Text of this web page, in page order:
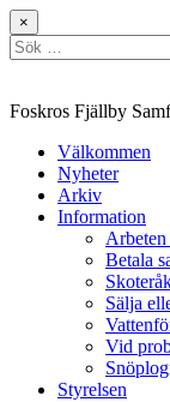
Hoppa
till
innehåll
×
Sök
efter:
Foskros Fjällby
Välkommen
Nyheter
Arkiv
Information
Betala
Sälja
Vid
Styrelsen